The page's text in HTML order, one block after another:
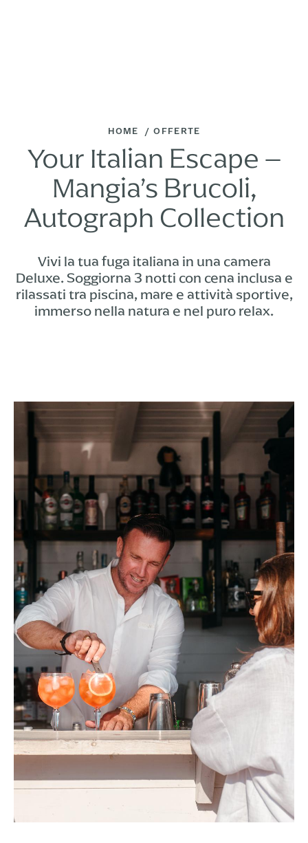
HOME OFFERTE
Your Italian Escape –
Mangia’s Brucoli,
Autograph Collection
Vivi la tua fuga italiana in una camera
Deluxe. Soggiorna 3 notti con cena inclusa e
rilassati tra piscina, mare e attività sportive,
immerso nella natura e nel puro relax.